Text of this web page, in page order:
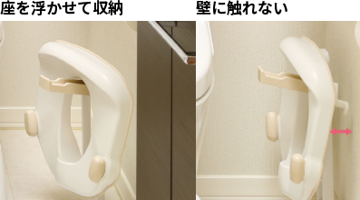
を浮かせて収納 壁に触れない